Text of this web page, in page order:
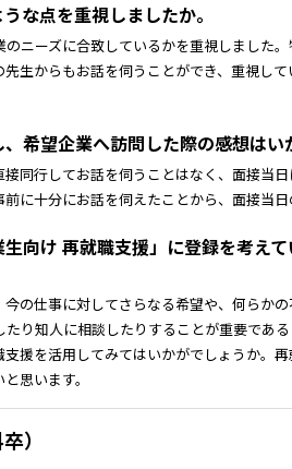
な点を重視しましたか。
ニーズに合致しているかを重視しました
生からもお話を伺うことができ、重視し
希望企業へ訪問した際の感想はい
同行してお話を伺うことはなく、面接当
に十分にお話を伺えたことから、面接当
向け 再就職支援」に登録を考え
の仕事に対してさらなる希望や、何らか
り知人に相談したりすることが重要であ
援を活用してみてはいかがでしょうか。
思います。
）